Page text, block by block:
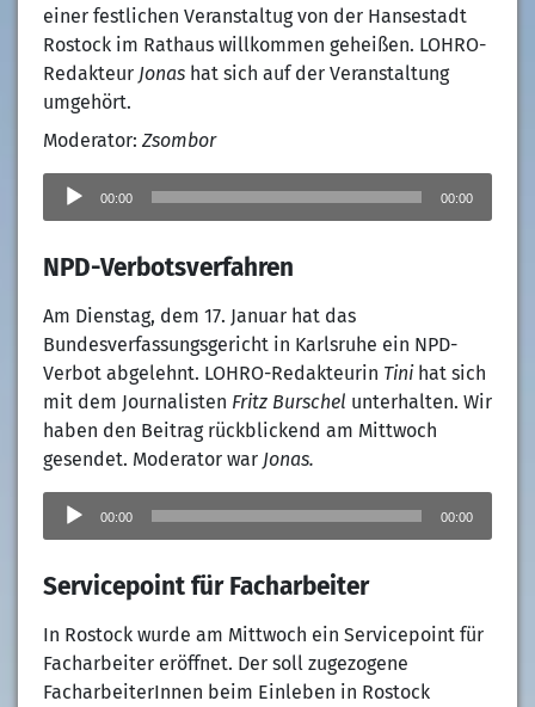
einer festlichen Veranstaltug von der Hansestadt
Rostock im Rathaus willkommen geheißen. LOHRO-
Redakteur Jonashat sich auf der Veranstaltung
umgehört.
Moderator: Zsombor
Audio-
Player
00:00 00:00
NPD-Verbotsverfahren
Am Dienstag, dem 17. Januar hat das
Bundesverfassungsgericht in Karlsruhe ein NPD-
Verbot abgelehnt. LOHRO-Redakteurin Tini hat sich
mit dem Journalisten Fritz Burschel unterhalten. Wir
haben den Beitrag rückblickend am Mittwoch
gesendet. Moderator war Jonas.
Audio-
Player
00:00 00:00
Servicepoint für Facharbeiter
In Rostock wurde am Mittwoch ein Servicepoint für
Facharbeiter eröffnet. Der soll zugezogene
FacharbeiterInnen beim Einleben in Rostock